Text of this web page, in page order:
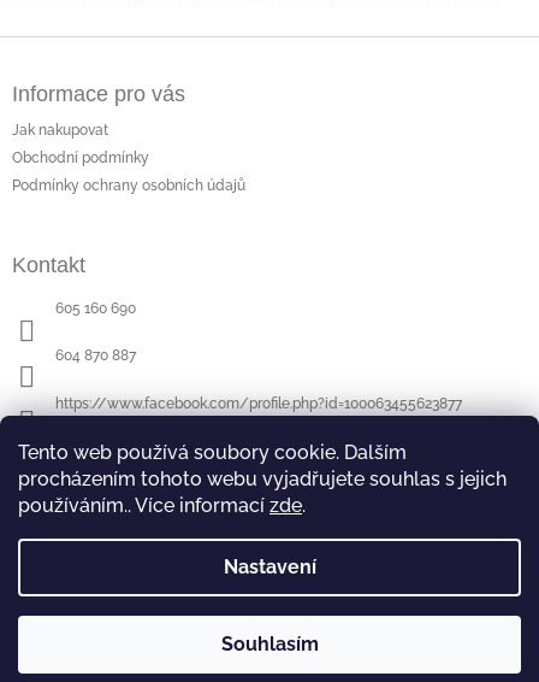
Tento web používá soubory cookie. Dalším
procházením tohoto webu vyjadřujete souhlas s jejich
používáním.. Více informací zde.
Nastavení
Souhlasím
Informace pro vás
Jak nakupovat
Obchodní podmínky
Podmínky ochrany osobních údajů
Kontakt
605 160 690
604 870 887
https://www.facebook.com/profile.php?id=100063455623877
Poslední hodnocení produktů
Hodnocení produktu je 5 z 5 hvězdiček.